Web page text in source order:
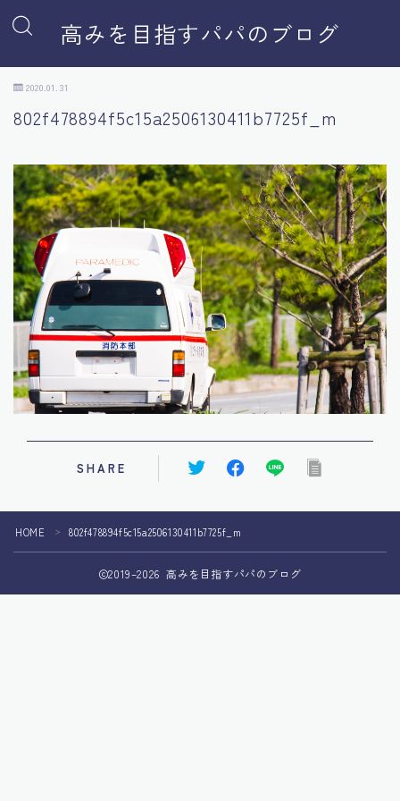
高みを目指すパパのブログ
2020.01.31
802f478894f5c15a2506130411b7725f_m
SHARE
HOME ＞ 802f478894f5c15a2506130411b7725f_m
2019–2026 高みを目指すパパのブログ